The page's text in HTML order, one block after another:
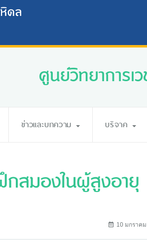
ศูนย์วิทยาการเ
ข่าวและบทความ บริจาค
กสมองในผู้สูงอายุ
10 มกราค